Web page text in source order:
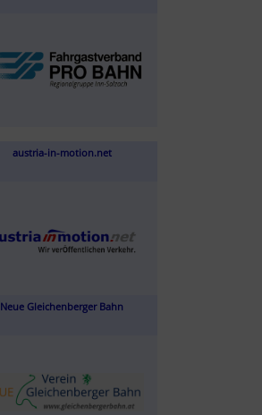
austria-in-motion.net
Neue Gleichenberger Bahn